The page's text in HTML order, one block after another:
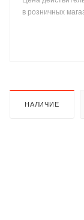
в розничных
НАЛИЧИЕ